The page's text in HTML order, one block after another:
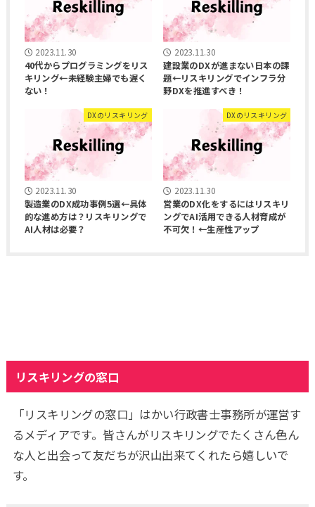
2023.11.30
40代からプログラミングをリス
キリング←未経験主婦でも遅く
ない！
2023.11.30
建設業のDXが進まない日本の課
題←リスキリングでインフラ分
野DXを推進すべき！
DXのリスキリング
2023.11.30
製造業のDX成功事例5選←具体
的な進め方は？リスキリングで
AI人材は必要？
DXのリスキリング
2023.11.30
営業のDX化をするにはリスキリ
ングでAI活用できる人材育成が
不可欠！←生産性アップ
リスキリングの窓口
「リスキリングの窓口」はかい行政書士事務所が運営す
るメディアです。皆さんがリスキリングでたくさん色ん
な人と出会って友だちが沢山出来てくれたら嬉しいで
す。